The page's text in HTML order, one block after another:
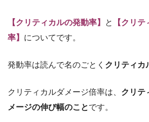
【クリティカルの発動率】 と
【クリ
率】 についてです。
発動率は読んで名のごとく クリティカ
クリティカルダメージ倍率は、 クリテ
メージの伸び幅のことです。